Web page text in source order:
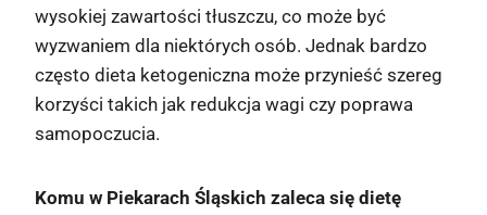
wysokiej zawartości tłuszczu, co może być
wyzwaniem dla niektórych osób. Jednak bardzo
często dieta ketogeniczna może przynieść szereg
korzyści takich jak redukcja wagi czy poprawa
samopoczucia.
Komu w Piekarach Śląskich zaleca się dietę